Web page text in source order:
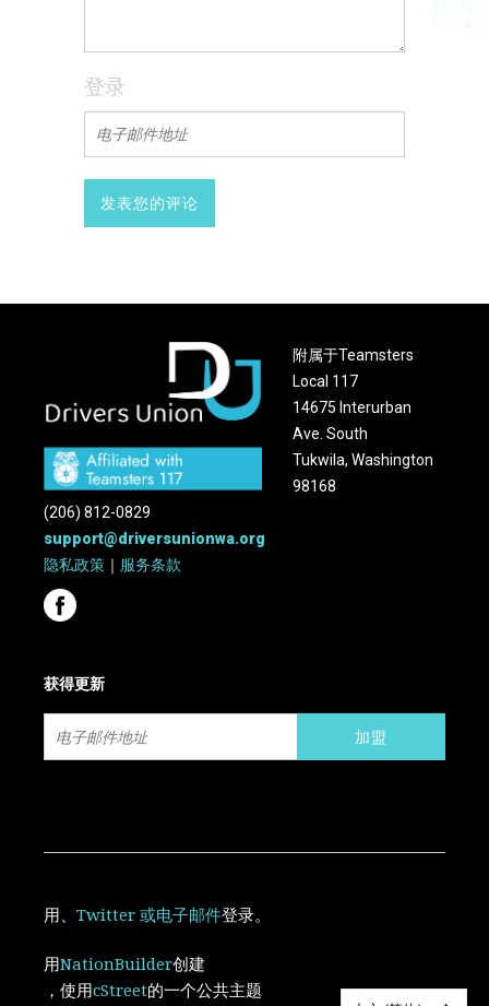
登录
附属于Teamsters
Local 117
14675 Interurban
Ave. South
Tukwila, Washington
98168
(206) 812-0829
support@driversunionwa.org
隐私政策 ｜ 服务条款
获得更新
用、Twitter 或电子邮件登录。
用NationBuilder创建
，使用cStreet的一个公共主题